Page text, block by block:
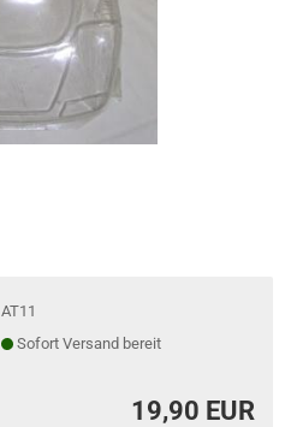
AT11
Sofort Versand bereit
19,90 EUR